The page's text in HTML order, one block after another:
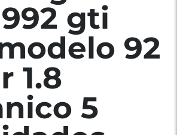
gti
92
1.8
5